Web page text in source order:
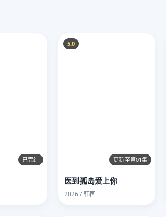
已完结
5.0
更新至第01集
医到孤岛爱上你
2026 / 韩国